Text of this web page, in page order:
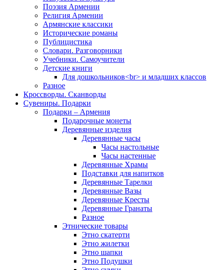
Поэзия Армении
Религия Армении
Армянские классики
Исторические романы
Публицистика
Словари. Разговорники
Учебники. Самоучители
Детские книги
Для дошкольников<br> и младших классов
Разное
Кроссворды. Сканворды
Сувениры. Подарки
Подарки – Армения
Подарочные монеты
Деревянные изделия
Деревянные часы
Часы настольные
Часы настенные
Деревянные Храмы
Подставки для напитков
Деревянные Тарелки
Деревянные Вазы
Деревянные Кресты
Деревянные Гранаты
Разное
Этнические товары
Этно скатерти
Этно жилетки
Этно шапки
Этно Подушки